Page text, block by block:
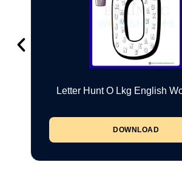
Letter Hunt O Lkg English
DOWNLOAD